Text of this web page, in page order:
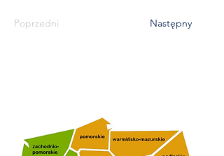
Poprzedni Następny